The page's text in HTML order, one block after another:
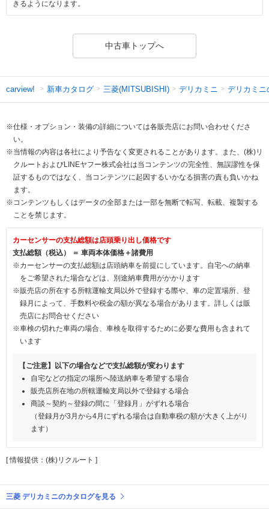
きるようになります。
中古車トップへ
carview! 新車カタログ 三菱(MITSUBISHI) デリカミニ デリカミニ
※仕様・オプション・装備の詳細については各販売店にお問い合わせくださ
い。
※当情報の内容は各社により予告なく変更されることがあります。また、(株)リ
クルートおよびLINEヤフー株式会社は当コンテンツの完全性、無誤謬性を保
証するものではなく、当コンテンツに起因するいかなる損害の責も負いかね
ます。
※コンテンツもしくはデータの全部または一部を無断で転写、転載、複製する
ことを禁じます。
カーセンサーの支払総額は店頭乗り出し価格です
支払総額（税込） ＝ 車両本体価格＋諸費用
※カーセンサーの支払総額は店頭納車を前提にしています。自宅への納車
をご希望された場合などは、別途納車費用がかかります
※販売店の所在する所轄運輸支局以外で登録する際や、車の定置場所、登
録月によって、手数料や税金の額が異なる場合があります。詳しくは販
売店にお問合せください
※車検の切れた車両の場合、車検を取得するために必要な費用も含まれて
います
【ご注意】以下の場合などで支払総額が変わります
自宅などの指定の場所へ陸送納車を希望する場合
販売店所在地の所轄運輸支局以外で登録する場合
商談～契約～登録の間に「登録月」がずれる場合
（登録月が3月から4月にずれる場合は自動車税の額が大きく上がり
ます）
[ 情報提供：(株)リクルート ]
三菱 デリカミニのカタログを見る